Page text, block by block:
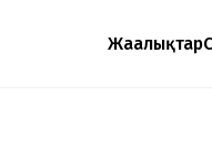
Жаңалықтар